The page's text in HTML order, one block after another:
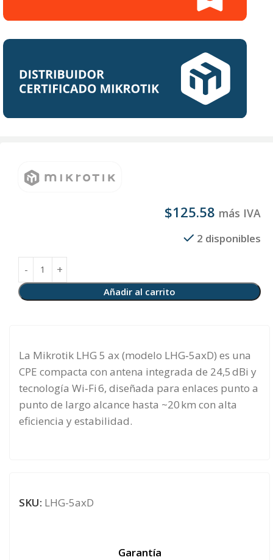
$125.58 más IVA
2 disponibles
Añadir al carrito
La Mikrotik LHG 5 ax (modelo LHG‑5axD) es una
CPE compacta con antena integrada de 24,5 dBi y
tecnología Wi‑Fi 6, diseñada para enlaces punto a
punto de largo alcance hasta ~20 km con alta
eficiencia y estabilidad.
SKU: LHG-5axD
Garantía